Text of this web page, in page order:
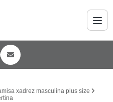
xadrez masculina plus size